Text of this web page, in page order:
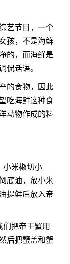
艺节目，一个
孩，不是海鲜
的，而海鲜是
侃话语。
的食物，因此
吃海鲜这种食
动物作成的料
小米椒切小
底油，放小米
提鲜后放入帝
们把帝王蟹用
后把蟹盖和蟹